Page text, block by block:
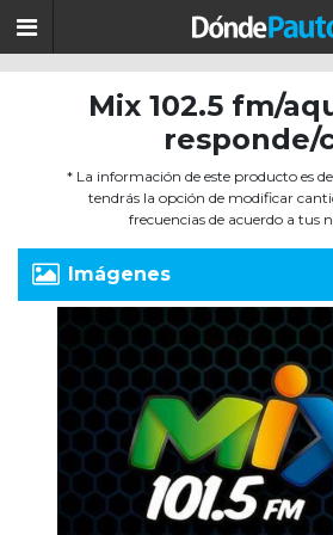
Mix 102.5 fm/
responde/
* La información de este producto es
tendrás la opción de modificar
frecuencias de acuerdo a tus
Imágenes